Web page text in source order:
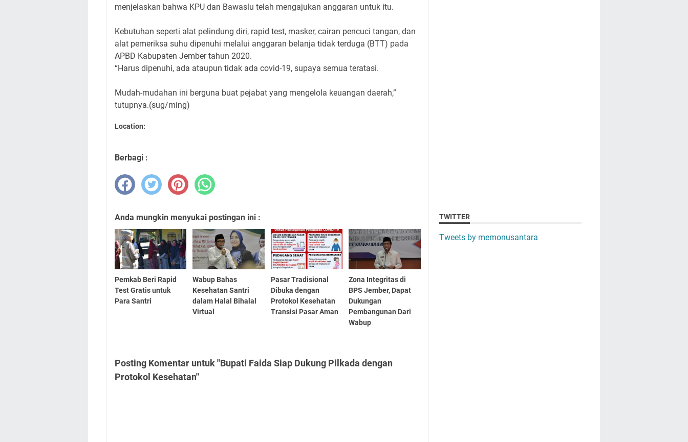
menjelaskan bahwa KPU dan Bawaslu telah mengajukan anggaran untuk itu.
Kebutuhan seperti alat pelindung diri, rapid test, masker, cairan pencuci tangan, dan
alat pemeriksa suhu dipenuhi melalui anggaran belanja tidak terduga (BTT) pada
APBD Kabupaten Jember tahun 2020.
“Harus dipenuhi, ada ataupun tidak ada covid-19, supaya semua teratasi.
Mudah-mudahan ini berguna buat pejabat yang mengelola keuangan daerah,”
tutupnya.(sug/ming)
Location:
Berbagi :
Anda mungkin menyukai postingan ini :
Pemkab Beri Rapid
Test Gratis untuk
Para Santri
Wabup Bahas
Kesehatan Santri
dalam Halal Bihalal
Virtual
Pasar Tradisional
Dibuka dengan
Protokol Kesehatan
Transisi Pasar Aman
Zona Integritas di
BPS Jember, Dapat
Dukungan
Pembangunan Dari
Wabup
Posting Komentar untuk "Bupati Faida Siap Dukung Pilkada dengan
Protokol Kesehatan"
TWITTER
Tweets by memonusantara